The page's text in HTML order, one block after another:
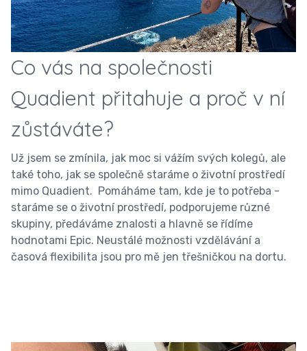
Co vás na společnosti
Quadient přitahuje a proč v ní
zůstáváte?
Už jsem se zmínila, jak moc si vážím svých kolegů, ale
také toho, jak se společně staráme o životní prostředí
mimo Quadient. Pomáháme tam, kde je to potřeba -
staráme se o životní prostředí, podporujeme různé
skupiny, předáváme znalosti a hlavně se řídíme
hodnotami Epic. Neustálé možnosti vzdělávání a
časová flexibilita jsou pro mě jen třešničkou na dortu.